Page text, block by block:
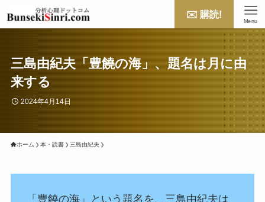
✉️ 購読!
Menu
三島由紀夫「豊饒の海」、題名は月に由
来する
2024年4月14日
ホーム 本・読書 三島由紀夫
「豊饒の海」という題名を、三島由紀夫は